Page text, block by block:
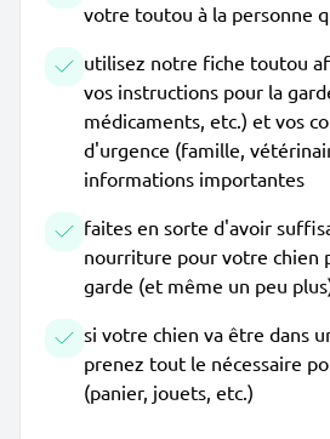
votre toutou à la personne
utilisez notre fiche toutou
vos instructions pour la
médicaments, etc.) et vos
d'urgence (famille,
informations importantes
faites en sorte d'avoir
nourriture pour votre chien
garde (et même un peu
si votre chien va être dans
prenez tout le nécessaire
(panier, jouets, etc.)